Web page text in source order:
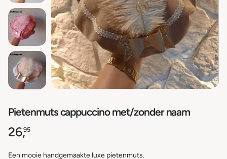
Pietenmuts cappuccino met/zonder naam
26,95
Een mooie handgemaakte luxe pietenmuts.